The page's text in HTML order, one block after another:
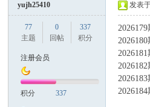
yujh25410
77
主题
0
回帖
337
积分
注册会员
积分 337
发表